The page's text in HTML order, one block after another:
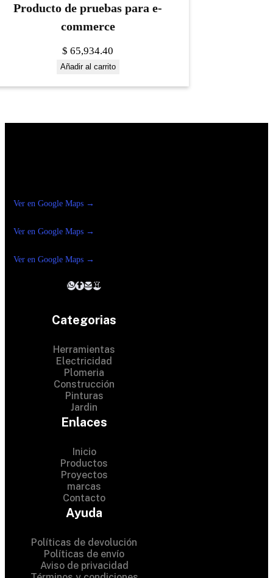
Producto de pruebas para e-
commerce
$ 65,934.40
Añadir al carrito
Ver en Google Maps →
Ver en Google Maps →
Ver en Google Maps →
Categorias
Herramientas
Electricidad
Plomeria
Construcción
Pinturas
Jardin
Enlaces
Inicio
Productos
Proyectos
marcas
Contacto
Ayuda
Políticas de devolución
Políticas de envío
Aviso de privacidad